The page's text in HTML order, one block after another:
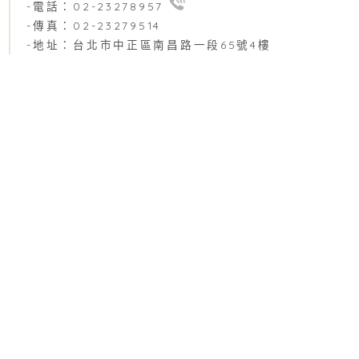
-電話：02-23278957
-傳真：02-23279514
-地址：台北市中正區南昌路一段65號4樓